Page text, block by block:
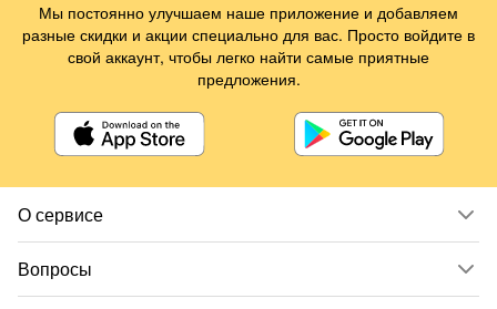
О сервисе
Вопросы
Мы постоянно улучшаем наше приложение и добавляем
разные скидки и акции специально для вас. Просто войдите в
свой аккаунт, чтобы легко найти самые приятные
предложения.